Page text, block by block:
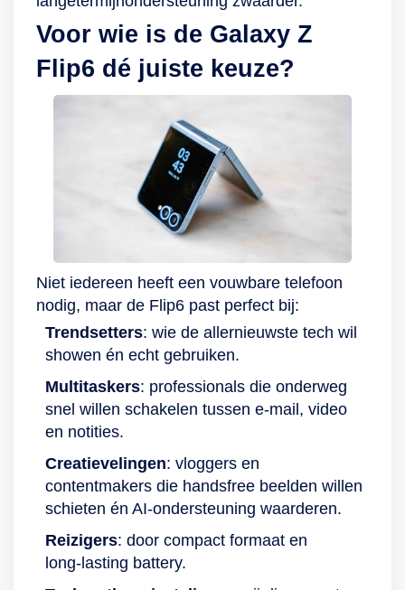
Voor wie is de Galaxy Z
Flip6 dé juiste keuze?
Niet iedereen heeft een vouwbare telefoon
nodig, maar de Flip6 past perfect bij:
Trendsetters: wie de allernieuwste tech wil
showen én echt gebruiken.
Multitaskers: professionals die onderweg
snel willen schakelen tussen e‑mail, video
en notities.
Creatievelingen: vloggers en
contentmakers die handsfree beelden willen
schieten én AI‑ondersteuning waarderen.
Reizigers: door compact formaat en
long‑lasting battery.